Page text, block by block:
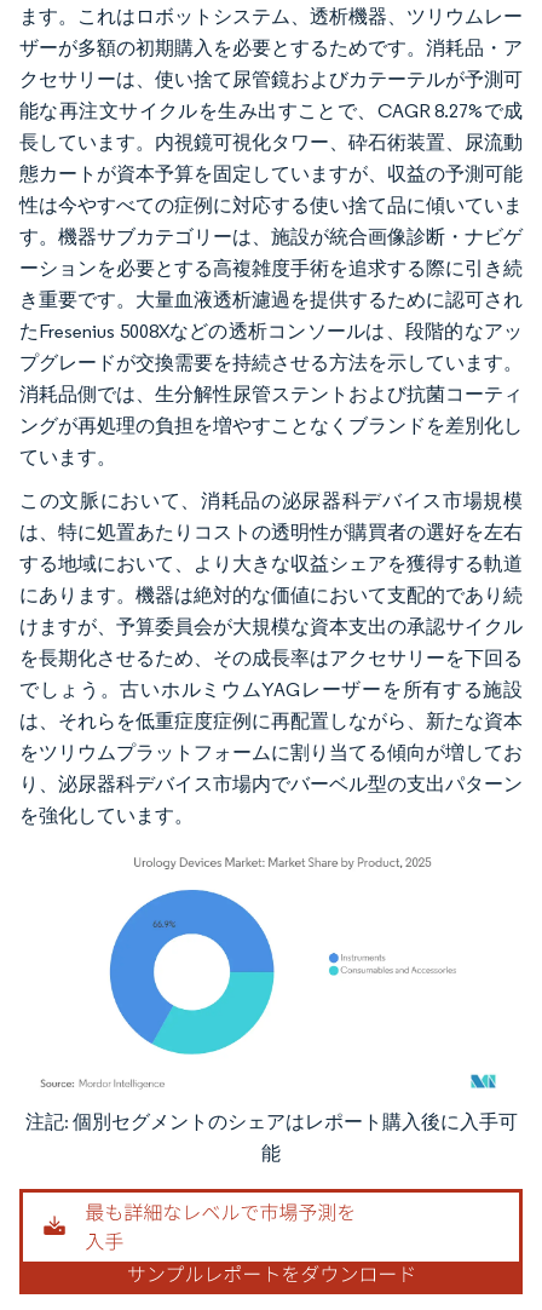
ます。これはロボットシステム、透析機器、ツリウムレー
ザーが多額の初期購入を必要とするためです。消耗品・ア
クセサリーは、使い捨て尿管鏡およびカテーテルが予測可
能な再注文サイクルを生み出すことで、CAGR 8.27%で成
長しています。内視鏡可視化タワー、砕石術装置、尿流動
態カートが資本予算を固定していますが、収益の予測可能
性は今やすべての症例に対応する使い捨て品に傾いていま
す。機器サブカテゴリーは、施設が統合画像診断・ナビゲ
ーションを必要とする高複雑度手術を追求する際に引き続
き重要です。大量血液透析濾過を提供するために認可され
たFresenius 5008Xなどの透析コンソールは、段階的なアッ
プグレードが交換需要を持続させる方法を示しています。
消耗品側では、生分解性尿管ステントおよび抗菌コーティ
ングが再処理の負担を増やすことなくブランドを差別化し
ています。
この文脈において、消耗品の泌尿器科デバイス市場規模
は、特に処置あたりコストの透明性が購買者の選好を左右
する地域において、より大きな収益シェアを獲得する軌道
にあります。機器は絶対的な価値において支配的であり続
けますが、予算委員会が大規模な資本支出の承認サイクル
を長期化させるため、その成長率はアクセサリーを下回る
でしょう。古いホルミウムYAGレーザーを所有する施設
は、それらを低重症度症例に再配置しながら、新たな資本
をツリウムプラットフォームに割り当てる傾向が増してお
り、泌尿器科デバイス市場内でバーベル型の支出パターン
を強化しています。
画像 © Mordor Intelligence。再利用にはCC BY 4.0の表示が必要です。
注記: 個別セグメントのシェアはレポート購入後に入手可
能